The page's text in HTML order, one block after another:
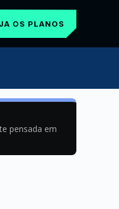
OS PLANOS
pensada em